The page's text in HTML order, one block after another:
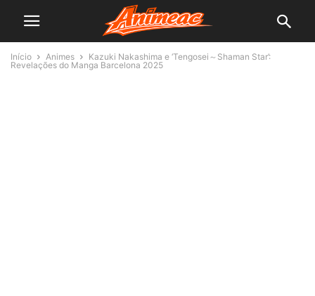
Início Animes
Kazuki Nakashima e ‘Tengosei～Shaman Star’:
Revelações do Manga Barcelona 2025